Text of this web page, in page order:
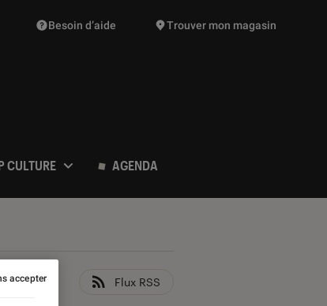
Des suggestions de produits vont vous être proposées
Besoin d’aide Trouver mon magasin
CULTURE AGENDA
Flux RSS
accepter